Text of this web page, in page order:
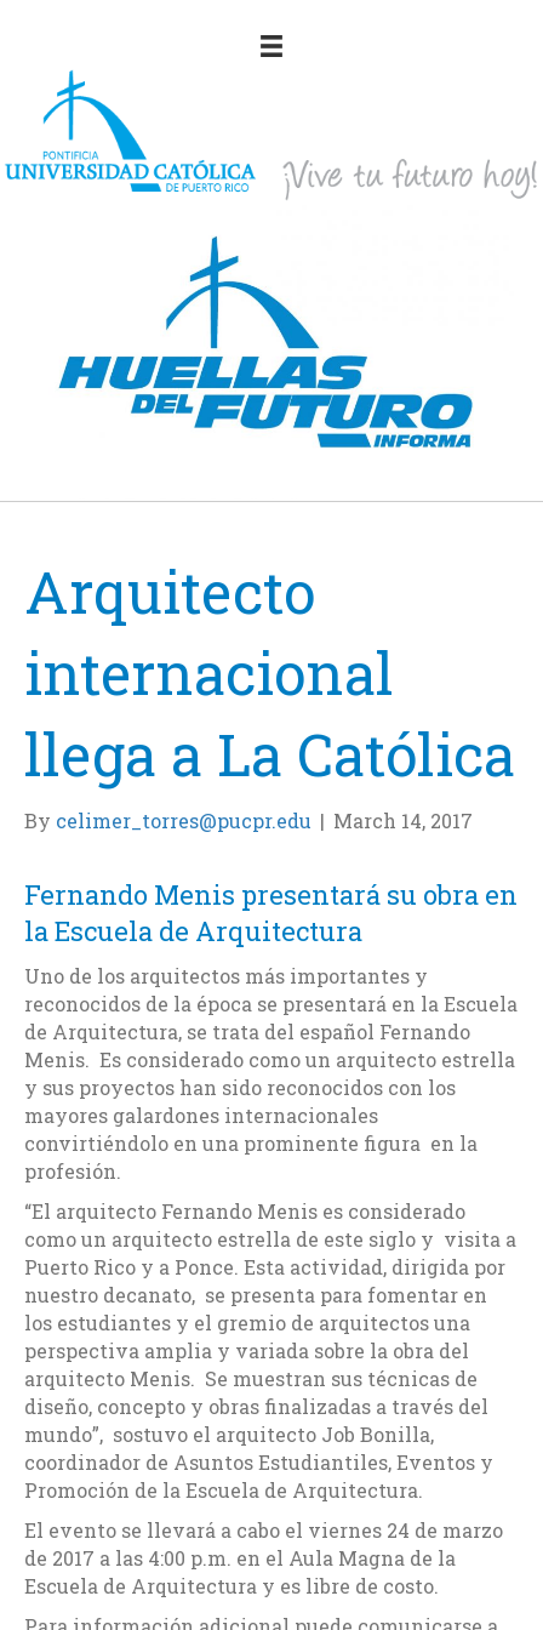
Arquitecto
internacional
llega a La Católica
By celimer_torres@pucpr.edu | March 14, 2017
Fernando Menis presentará su obra en
la Escuela de Arquitectura
Uno de los arquitectos más importantes y
reconocidos de la época se presentará en la Escuela
de Arquitectura, se trata del español Fernando
Menis. Es considerado como un arquitecto estrella
y sus proyectos han sido reconocidos con los
mayores galardones internacionales
convirtiéndolo en una prominente figura en la
profesión.
“El arquitecto Fernando Menis es considerado
como un arquitecto estrella de este siglo y visita a
Puerto Rico y a Ponce. Esta actividad, dirigida por
nuestro decanato, se presenta para fomentar en
los estudiantes y el gremio de arquitectos una
perspectiva amplia y variada sobre la obra del
arquitecto Menis. Se muestran sus técnicas de
diseño, concepto y obras finalizadas a través del
mundo”, sostuvo el arquitecto Job Bonilla,
coordinador de Asuntos Estudiantiles, Eventos y
Promoción de la Escuela de Arquitectura.
El evento se llevará a cabo el viernes 24 de marzo
de 2017 a las 4:00 p.m. en el Aula Magna de la
Escuela de Arquitectura y es libre de costo.